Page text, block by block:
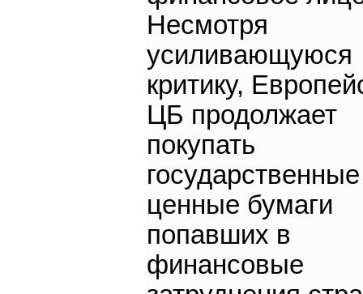
Несмотря
усиливающуюся
критику,
ЦБ продолжает
покупать
государственные
ценные бумаги
попавших в
финансовые